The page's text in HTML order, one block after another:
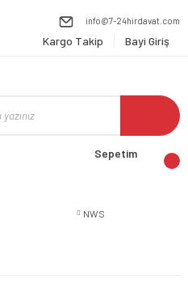
info@7-24hirdavat.com
Kargo Takip Bayi Giriş
Sepetim
NWS